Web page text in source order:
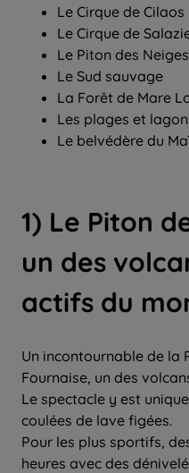
Le Cirque de Cilaos
Le Cirque de
Le Piton des Neiges
Le Sud sauvage
La Forêt de Mare
Les plages et
Le belvédère du
1) Le Piton
un des
actifs du
Un incontournable de la
Fournaise, un des
Le spectacle y est
coulées de lave figées.
Pour les plus sportifs,
heures avec des